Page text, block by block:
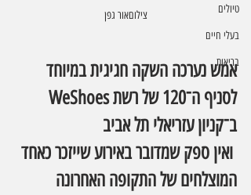
טיולים
בעלי חיים
בריאות
צילוםאור גפן
אמש נערכה השקה חגיגית במיוחד
ב־קניון עזריאלי תל אביב
ואין ספק שמדובר באירוע שייזכר כאחד
המוצלחים של התקופה האחרונה